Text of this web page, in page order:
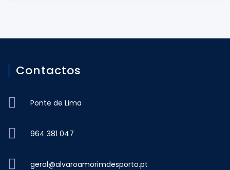
Contactos
Ponte de Lima
964 381 047
geral@alvaroamorimdesporto.pt